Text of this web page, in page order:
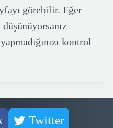
görebilir. Eğer
düşünüyorsanız
kontrol
Twitter